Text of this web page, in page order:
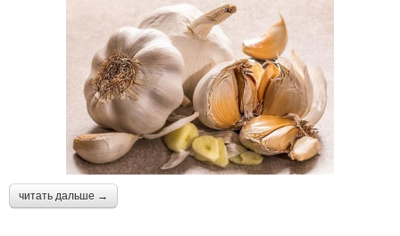
читать дальше →